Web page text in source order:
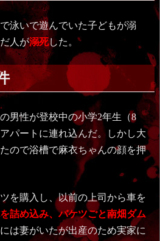
泳いで遊んでいた子どもが溺
人が溺死した。
男性が登校中の小学2年生（8
パートに連れ込んだ。しかし大
ので浴槽で麻衣ちゃんの顔を押
を購入し、以前の上司から車を
詰め込み、バケツごと南畑ダム
は妻がいたが出産のため実家に